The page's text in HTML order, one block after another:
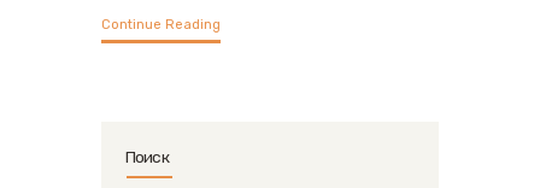
Continue Reading
Поиск